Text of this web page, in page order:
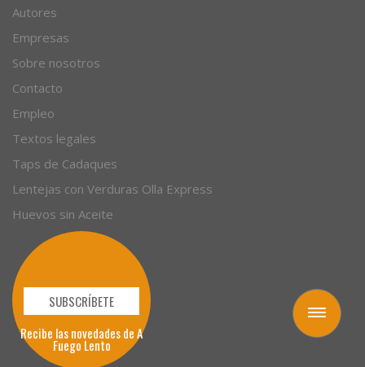
Toggle
navigation
Autores
Empresas
Sobre nosotros
Contacto
Empleo
Textos legales
Taps de Cadaques
Lentejas con Verduras Olla Express
Huevos sin Aceite
SUBSCRÍBETE
Recibe las novedades de A
Fuego Lento